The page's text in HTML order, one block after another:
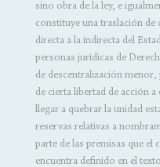
sino obra de la ley, e
constituye una traslación de
directa a la indirecta del
personas jurídicas de
de descentralización
de cierta libertad de acción
llegar a quebrar la unidad
reservas relativas a
parte de las premisas que el
encuentra definido en el